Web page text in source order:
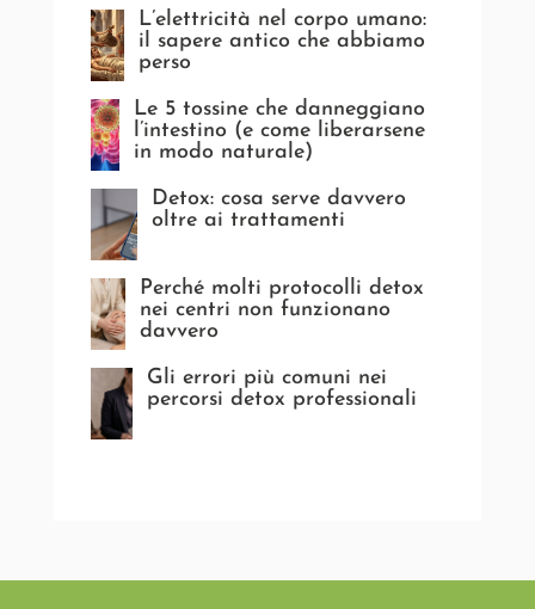
L’elettricità nel corpo umano:
il sapere antico che abbiamo
perso
Le 5 tossine che danneggiano
l’intestino (e come liberarsene
in modo naturale)
Detox: cosa serve davvero
oltre ai trattamenti
Perché molti protocolli detox
nei centri non funzionano
davvero
Gli errori più comuni nei
percorsi detox professionali